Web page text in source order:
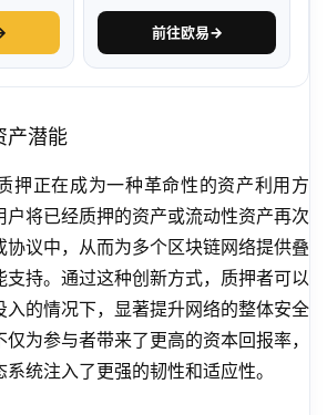
前往欧易→
产潜能
押正在成为一种革命性的资产利用方
户将已经质押的资产或流动性资产再次
协议中，从而为多个区块链网络提供叠
支持。通过这种创新方式，质押者可以
入的情况下，显著提升网络的整体安全
为参与者带来了更高的资本回报率，
统注入了更强的韧性和适应性。